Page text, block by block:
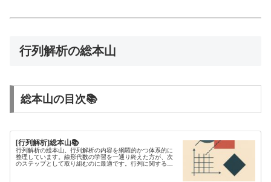
行列解析の総本山
総本山の目次📚
[行列解析]総本山📚
行列解析の総本山。行列解析の内容を網羅的かつ体系的に
整理しています。線形代数の学習を一通り終えた方が、次
のステップとして取り組むのに最適です。行列に関する不